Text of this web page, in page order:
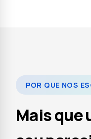
POR QUE NOS
Mais que